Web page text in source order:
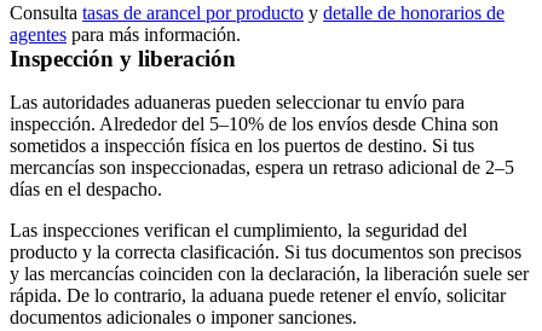
Consulta tasas de arancel por producto y detalle de honorarios de
agentes para más información.
Inspección y liberación
Las autoridades aduaneras pueden seleccionar tu envío para
inspección. Alrededor del 5–10% de los envíos desde China son
sometidos a inspección física en los puertos de destino. Si tus
mercancías son inspeccionadas, espera un retraso adicional de 2–5
días en el despacho.
Las inspecciones verifican el cumplimiento, la seguridad del
producto y la correcta clasificación. Si tus documentos son precisos
y las mercancías coinciden con la declaración, la liberación suele ser
rápida. De lo contrario, la aduana puede retener el envío, solicitar
documentos adicionales o imponer sanciones.